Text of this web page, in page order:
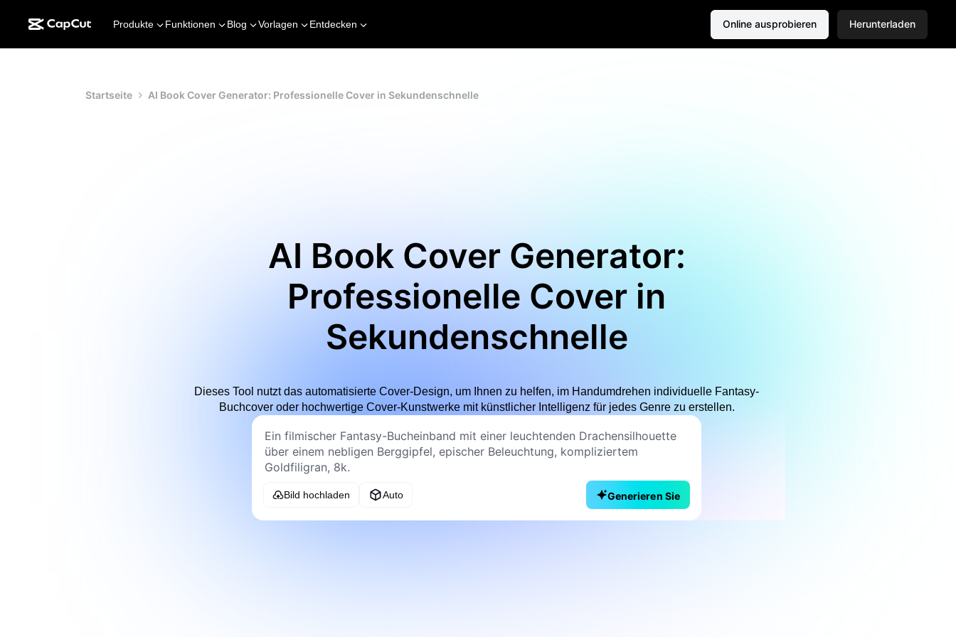
Produkte Funktionen Blog Vorlagen Entdecken Online ausprobieren Herunterladen
Startseite AI Book Cover Generator: Professionelle Cover in Sekundenschnelle
AI Book Cover Generator:
Professionelle Cover in
Sekundenschnelle
Dieses Tool nutzt das automatisierte Cover-Design, um Ihnen zu helfen, im Handumdrehen individuelle Fantasy-
Buchcover oder hochwertige Cover-Kunstwerke mit künstlicher Intelligenz für jedes Genre zu erstellen.
Bild hochladen Auto Generieren Sie